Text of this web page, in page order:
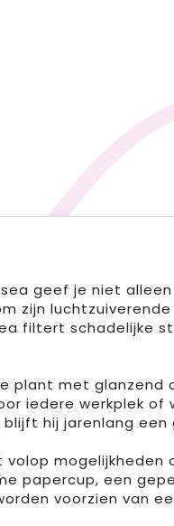
geef je niet
zijn
filtert schadelijke
plant met
iedere werkplek
hij jarenlang een
mogelijkheden
papercup, een
voorzien van